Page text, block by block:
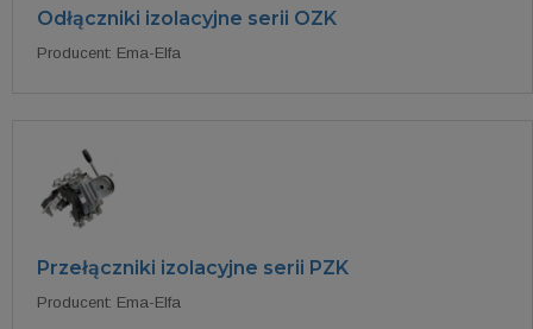
Odłączniki izolacyjne serii OZK
Producent: Ema-Elfa
Przełączniki izolacyjne serii PZK
Producent: Ema-Elfa